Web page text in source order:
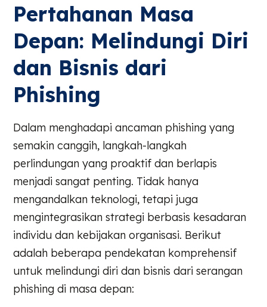
Pertahanan Masa
Depan: Melindungi Diri
dan Bisnis dari
Phishing
Dalam menghadapi ancaman phishing yang
semakin canggih, langkah-langkah
perlindungan yang proaktif dan berlapis
menjadi sangat penting. Tidak hanya
mengandalkan teknologi, tetapi juga
mengintegrasikan strategi berbasis kesadaran
individu dan kebijakan organisasi. Berikut
adalah beberapa pendekatan komprehensif
untuk melindungi diri dan bisnis dari serangan
phishing di masa depan: